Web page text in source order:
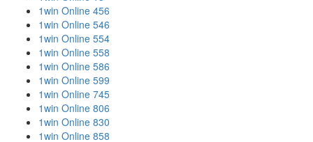
1win Online 456
1win Online 546
1win Online 554
1win Online 558
1win Online 586
1win Online 599
1win Online 745
1win Online 806
1win Online 830
1win Online 858